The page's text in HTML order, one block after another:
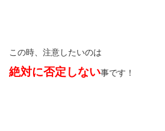
この時、注意したいのは
絶対に否定しない事です！